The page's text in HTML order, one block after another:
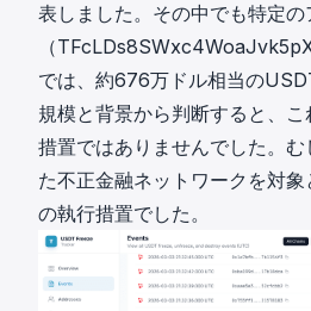
表しました。その中でも特定の
（
では、約676万ドル相当の
規模と背景から判断すると、
措置ではありませんでした。
た不正金融ネットワークを対
の執行措置でした。